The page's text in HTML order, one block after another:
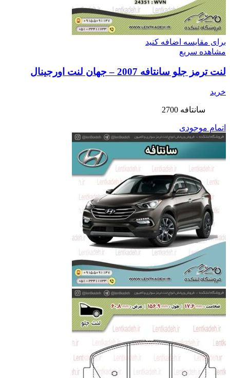
برای مقایسه اضافه کنید
مشاهده سریع
لنت ترمز جلو سانتافه 2007 – جهان لنت اورجینال
خرید
سانتافه 2700
اتمام موجودی